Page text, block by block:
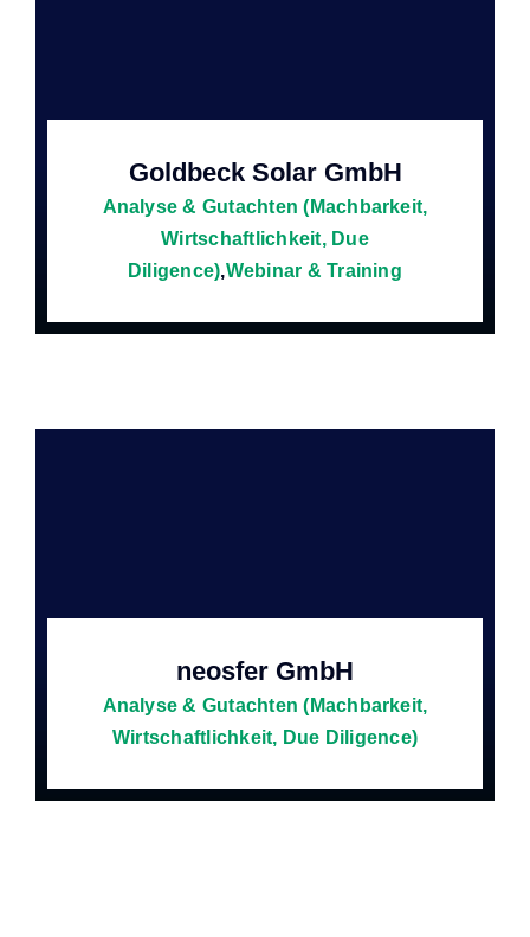
Goldbeck Solar GmbH
Analyse & Gutachten (Machbarkeit,
Wirtschaftlichkeit, Due
Diligence),Webinar & Training
neosfer GmbH
Analyse & Gutachten (Machbarkeit,
Wirtschaftlichkeit, Due Diligence)